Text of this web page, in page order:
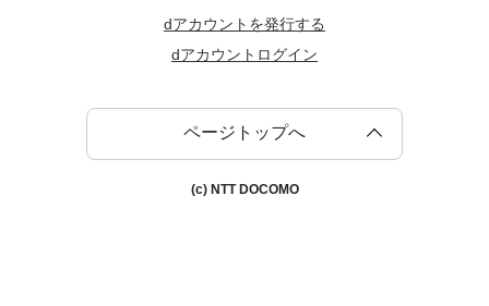
dアカウントを発行する
dアカウントログイン
ページトップへ
(c) NTT DOCOMO